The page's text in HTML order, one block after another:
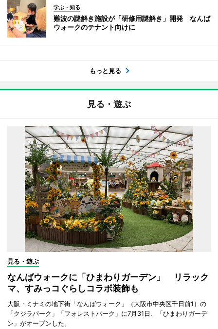
学ぶ・知る
難波の謎解き施設が「研修用謎解き」開発 なんば
ウォークのテナント向けに
もっと見る
見る・遊ぶ
見る・遊ぶ
なんばウォークに「ひまわりガーデン」 リラック
マ、すみっコぐらしコラボ装飾も
大阪・ミナミの地下街「なんばウォーク」（大阪市中央区千日前1）の
「クジラパーク」「フォレストパーク」に7月31日、「ひまわりガーデ
ン」がオープンした。